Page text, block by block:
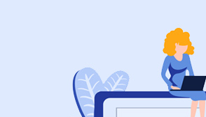
记一次别开生面的德语兴趣班双“旦”Party
新德福考试怎样准备？辰品外语来教你
不“德”不“福”！辰品外语多名学员德福考试斩
德语小白到德福高分的经验分享
重新认识德国留学和德语学习
德语培训班里会教你的那些事